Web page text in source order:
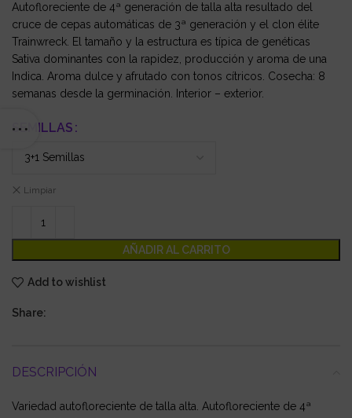
Autofloreciente de 4ª generación de talla alta resultado del
cruce de cepas automáticas de 3ª generación y el clon élite
Trainwreck. El tamaño y la estructura es típica de genéticas
Sativa dominantes con la rapidez, producción y aroma de una
Indica. Aroma dulce y afrutado con tonos cítricos. Cosecha: 8
semanas desde la germinación. Interior – exterior.
SEMILLAS
Limpiar
AÑADIR AL CARRITO
Add to wishlist
Share:
DESCRIPCIÓN
Variedad autofloreciente de talla alta. Autofloreciente de 4ª